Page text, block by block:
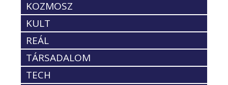
KOZMOSZ
KULT
REÁL
TÁRSADALOM
TECH